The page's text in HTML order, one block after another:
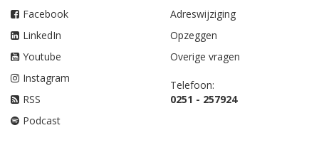
Facebook
LinkedIn
Youtube
Instagram
RSS
Podcast
Adreswijziging
Opzeggen
Overige vragen
Telefoon:
0251 - 257924